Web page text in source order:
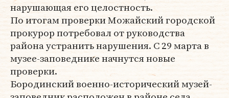
нарушающая его целостность.
По итогам проверки Можайский городской
прокурор потребовал от руководства
района устранить нарушения. С 29 марта в
музее-заповеднике начнутся новые
проверки.
Бородинский военно-исторический музей-